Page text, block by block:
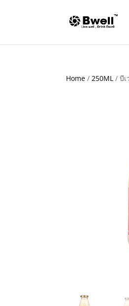
Home /250ML / บี